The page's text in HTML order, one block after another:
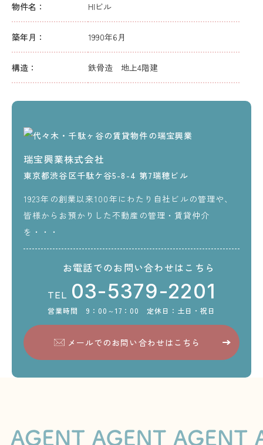
物件名： HIビル
築年月： 1990年6月
構造： 鉄骨造 地上4階建
瑞宝興業株式会社
東京都渋谷区千駄ケ谷5-8-4 第7瑞穂ビル
1923年の創業以来100年にわたり自社ビルの管理や、
皆様からお預かりした不動産の管理・賃貸仲介
を・・・
お電話でのお問い合わせはこちら
TEL 03-5379-2201
営業時間 9：00～17：00 定休日：土日・祝日
メールでのお問い合わせはこちら